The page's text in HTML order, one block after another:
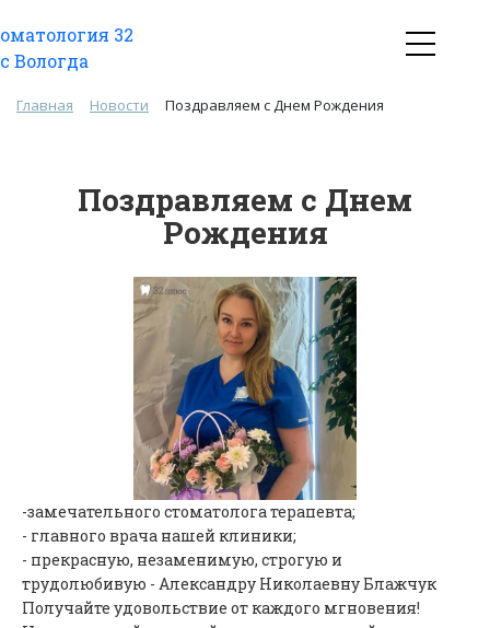
Главная Новости Поздравляем с Днем Рождения
Поздравляем с Днем
Рождения
-замечательного стоматолога терапевта;
- главного врача нашей клиники;
- прекрасную, незаменимую, строгую и
трудолюбивую - Александру Николаевну Блажчук
Получайте удовольствие от каждого мгновения!